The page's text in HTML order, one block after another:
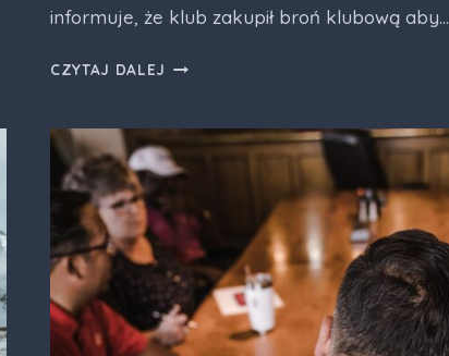
informuje, że klub zakupił broń klubową aby…
CZYTAJ DALEJ KOMUNIKAT